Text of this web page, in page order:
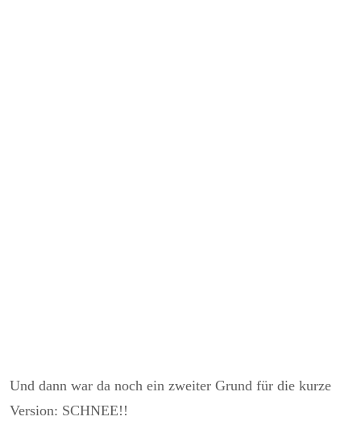
Und dann war da noch ein zweiter Grund für die kurze
Version: SCHNEE!!